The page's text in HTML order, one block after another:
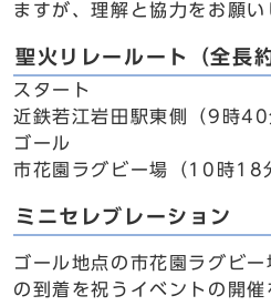
ますが、理解と協力をお願い
聖火リレールート（全長
スタート
近鉄若江岩田駅東側（9時40
ゴール
市花園ラグビー場（10時18
ミニセレブレーション
ゴール地点の市花園ラグビ
の到着を祝うイベントの開催